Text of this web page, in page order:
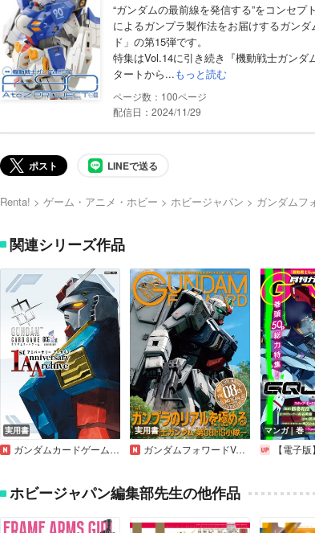
“ガンダムの最前線を発信する”をコンセ
によるガンプラ製作法をお届けするガン
ド」の第15弾です。
特集はVol.14に引き続き『機動戦士ガン
タートから...もっと読む
100
配信日：2024/11/29
ポスト LINEで送る
Renta! ゲーム・アニメ・ホビー ホビージャパン ガンダムフ
関連シリーズ作品
実用書
ガンダムカードゲーム 1stアニバーサリー アーカイブ
実用書
ガンダムフォワードVol.22
マンガ｜巻
【電子版
ホビージャパン編集部先生の他作品